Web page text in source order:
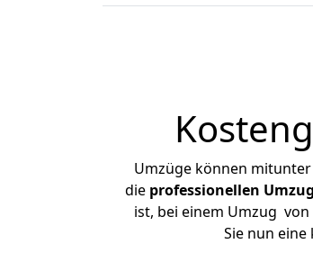
Umzüge können
die professionellen
ist, bei einem Umzug
Sie nun